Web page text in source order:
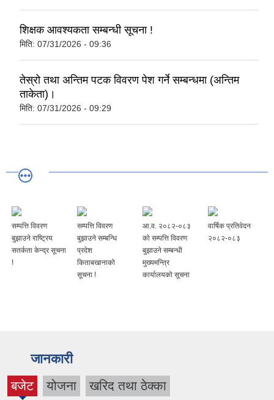
शिक्षक आवश्यकता सम्बन्धी सूचना !
मिति: 07/31/2026 - 09:36
तेस्रो तथा अन्तिम पटक विवरण पेश गर्ने सम्बन्धमा (अन्तिम
ताकेता)।
मिति: 07/31/2026 - 09:29
सम्पत्ति विवरण
बुझाउने राष्ट्रिय
सतर्कता केन्द्र सूचना
!
सम्पत्ति विवरण
बुझाउने सम्बन्धि
प्रदेश
किताबखानाको
सूचना !
आ.व. २०८२-०८३
को सम्पत्ति विवरण
बुझाउने सम्बन्धी
मुख्यमन्त्रि
कार्यालयको सूचना
वार्षिक प्रतिवेदन
२०८२-०८३
जानकारी
बजेट
(active
योजना खरिद तथा ठेक्का